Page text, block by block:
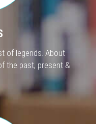
of legends. About
the past, present &